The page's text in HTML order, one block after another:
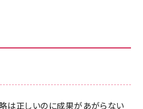
は正しいのに成果があがらない